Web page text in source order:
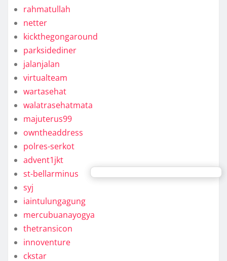
rahmatullah
netter
kickthegongaround
parksidediner
jalanjalan
virtualteam
wartasehat
walatrasehatmata
majuterus99
owntheaddress
polres-serkot
advent1jkt
st-bellarminus
syj
iaintulungagung
mercubuanayogya
thetransicon
innoventure
ckstar